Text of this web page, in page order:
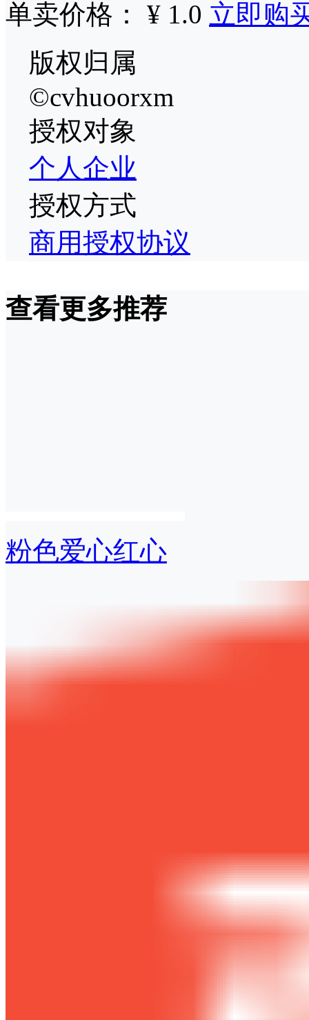
单卖价格： ¥ 1.0 立即购
版权归属
©cvhuoorxm
授权对象
个人企业
授权方式
商用授权协议
查看更多推荐
粉色爱心红心